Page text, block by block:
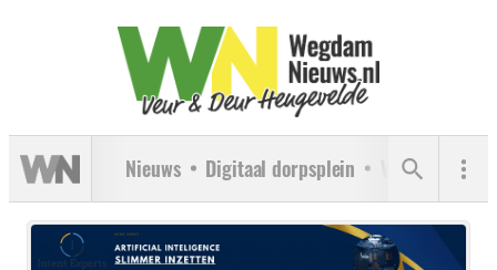
Nieuws Digitaal dorpsplein Verenigingen